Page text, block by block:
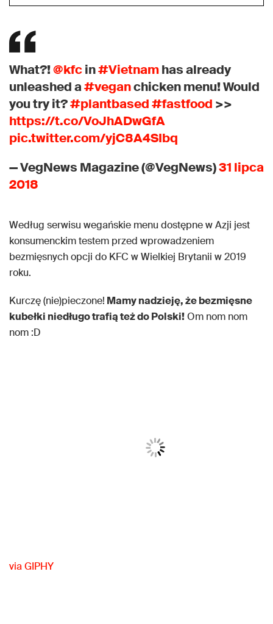
What?!@kfcin#Vietnamhas already
unleashed a#veganchicken menu! Would
you try it?#plantbased#fastfood >>
https://t.co/VoJhADwGfA
pic.twitter.com/yjC8A4SIbq
— VegNews Magazine (@VegNews)31 lipca
2018
Według serwisu wegańskie menu dostępne w Azji jest
konsumenckim testem przed wprowadzeniem
bezmięsnych opcji do KFC w Wielkiej Brytanii w 2019
roku.
Kurczę (nie)pieczone! Mamy nadzieję, że bezmięsne
kubełki niedługo trafią też do Polski!Om nom nom
nom :D
via GIPHY